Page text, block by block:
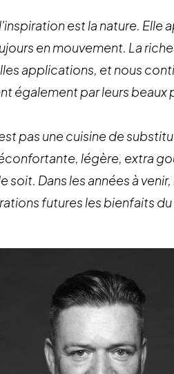
est la nature. Elle
en mouvement. La
applications, et nous
également par leurs beaux
pas une cuisine de
légère, extra
soit. Dans les années à
futures les bienfaits